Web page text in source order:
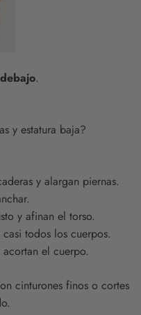
.
y estatura baja?
y alargan piernas.
y afinan el torso.
todos los cuerpos.
acortan el cuerpo.
cinturones finos o cortes